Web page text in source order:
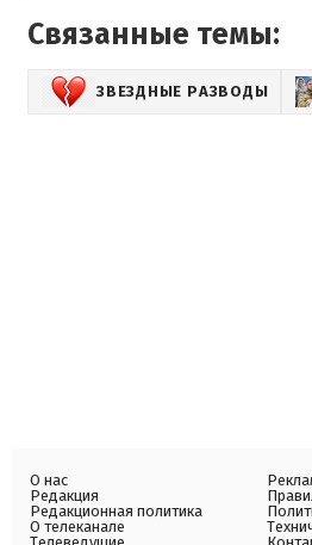
Связанные темы:
ЗВЕЗДНЫЕ РАЗВОДЫ
О нас
Редакция
Редакционная политика
О телеканале